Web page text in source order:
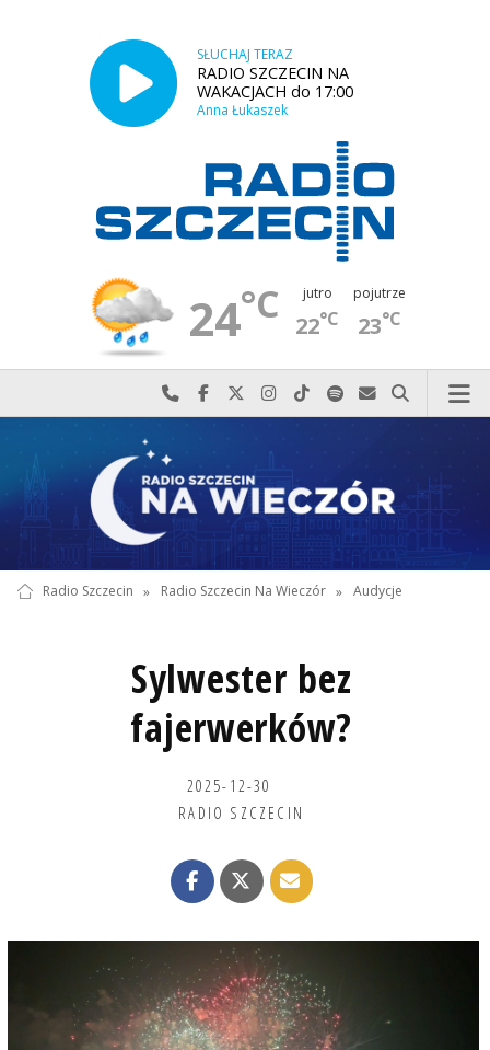
SŁUCHAJ TERAZ
RADIO SZCZECIN NA
WAKACJACH do 17:00
Anna Łukaszek
24°C jutro
22°C
pojutrze
23°C
Najlepiej po prostu do nas zadzwoń
Odwiedź nas na Facebook-u
Odwiedź nas na X
Odwiedź nas na Instagram-ie
Odwiedź nas na TikTok-u
Szukaj nas na Spotify
Wyślij do nas
Szukaj
Radio Szczecin » Radio Szczecin Na Wieczór » Audycje
Sylwester bez
fajerwerków?
2025-12-30
RADIO SZCZECIN